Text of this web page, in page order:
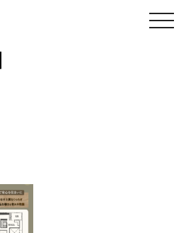
m
e